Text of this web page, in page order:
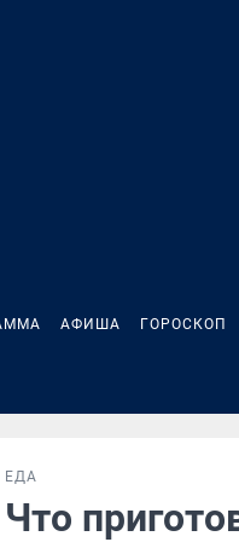
АФИША ГОРОСКОП
ЕДА
Что